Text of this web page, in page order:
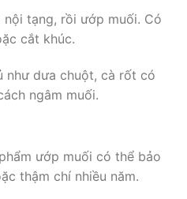
tạng, rồi ướp muối. Có
cắt khúc.
như dưa chuột, cà rốt có
ngâm muối.
ướp muối có thể bảo
thậm chí nhiều năm.